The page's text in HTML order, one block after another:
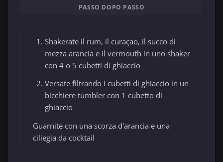
PASSO DOPO PASSO
Shakerate il rum, il curaçao, il succo di
mezza arancia e il vermouth in uno shaker
con 4 o 5 cubetti di ghiaccio
Versate filtrando i cubetti di ghiaccio in un
bicchiere tumbler con 1 cubetto di
ghiaccio
Guarnite con una scorza d'arancia e una
ciliegia da cocktail